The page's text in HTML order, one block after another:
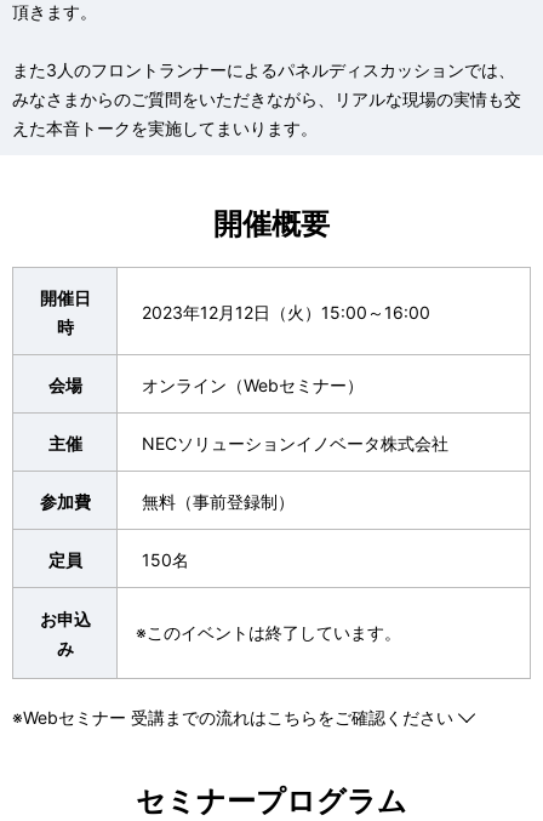
頂きます。
また3人のフロントランナーによるパネルディスカッションでは、
みなさまからのご質問をいただきながら、リアルな現場の実情も交
えた本音トークを実施してまいります。
開催概要
開催日
時
2023年12月12日（火）15:00～16:00
会場 オンライン（Webセミナー）
主催 NECソリューションイノベータ株式会社
参加費 無料（事前登録制）
定員 150名
お申込
み
※このイベントは終了しています。
※Webセミナー 受講までの流れはこちらをご確認ください
セミナープログラム